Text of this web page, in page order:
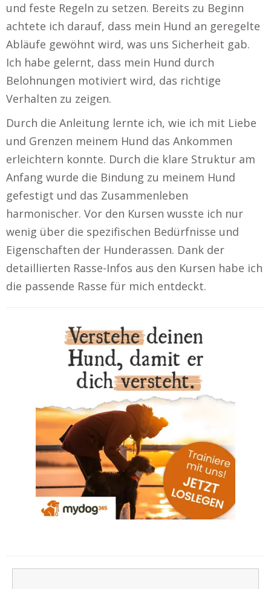
und feste Regeln zu setzen. Bereits zu Beginn
achtete ich darauf, dass mein Hund an geregelte
Abläufe gewöhnt wird, was uns Sicherheit gab.
Ich habe gelernt, dass mein Hund durch
Belohnungen motiviert wird, das richtige
Verhalten zu zeigen.
Durch die Anleitung lernte ich, wie ich mit Liebe
und Grenzen meinem Hund das Ankommen
erleichtern konnte. Durch die klare Struktur am
Anfang wurde die Bindung zu meinem Hund
gefestigt und das Zusammenleben
harmonischer. Vor den Kursen wusste ich nur
wenig über die spezifischen Bedürfnisse und
Eigenschaften der Hunderassen. Dank der
detaillierten Rasse-Infos aus den Kursen habe ich
die passende Rasse für mich entdeckt.